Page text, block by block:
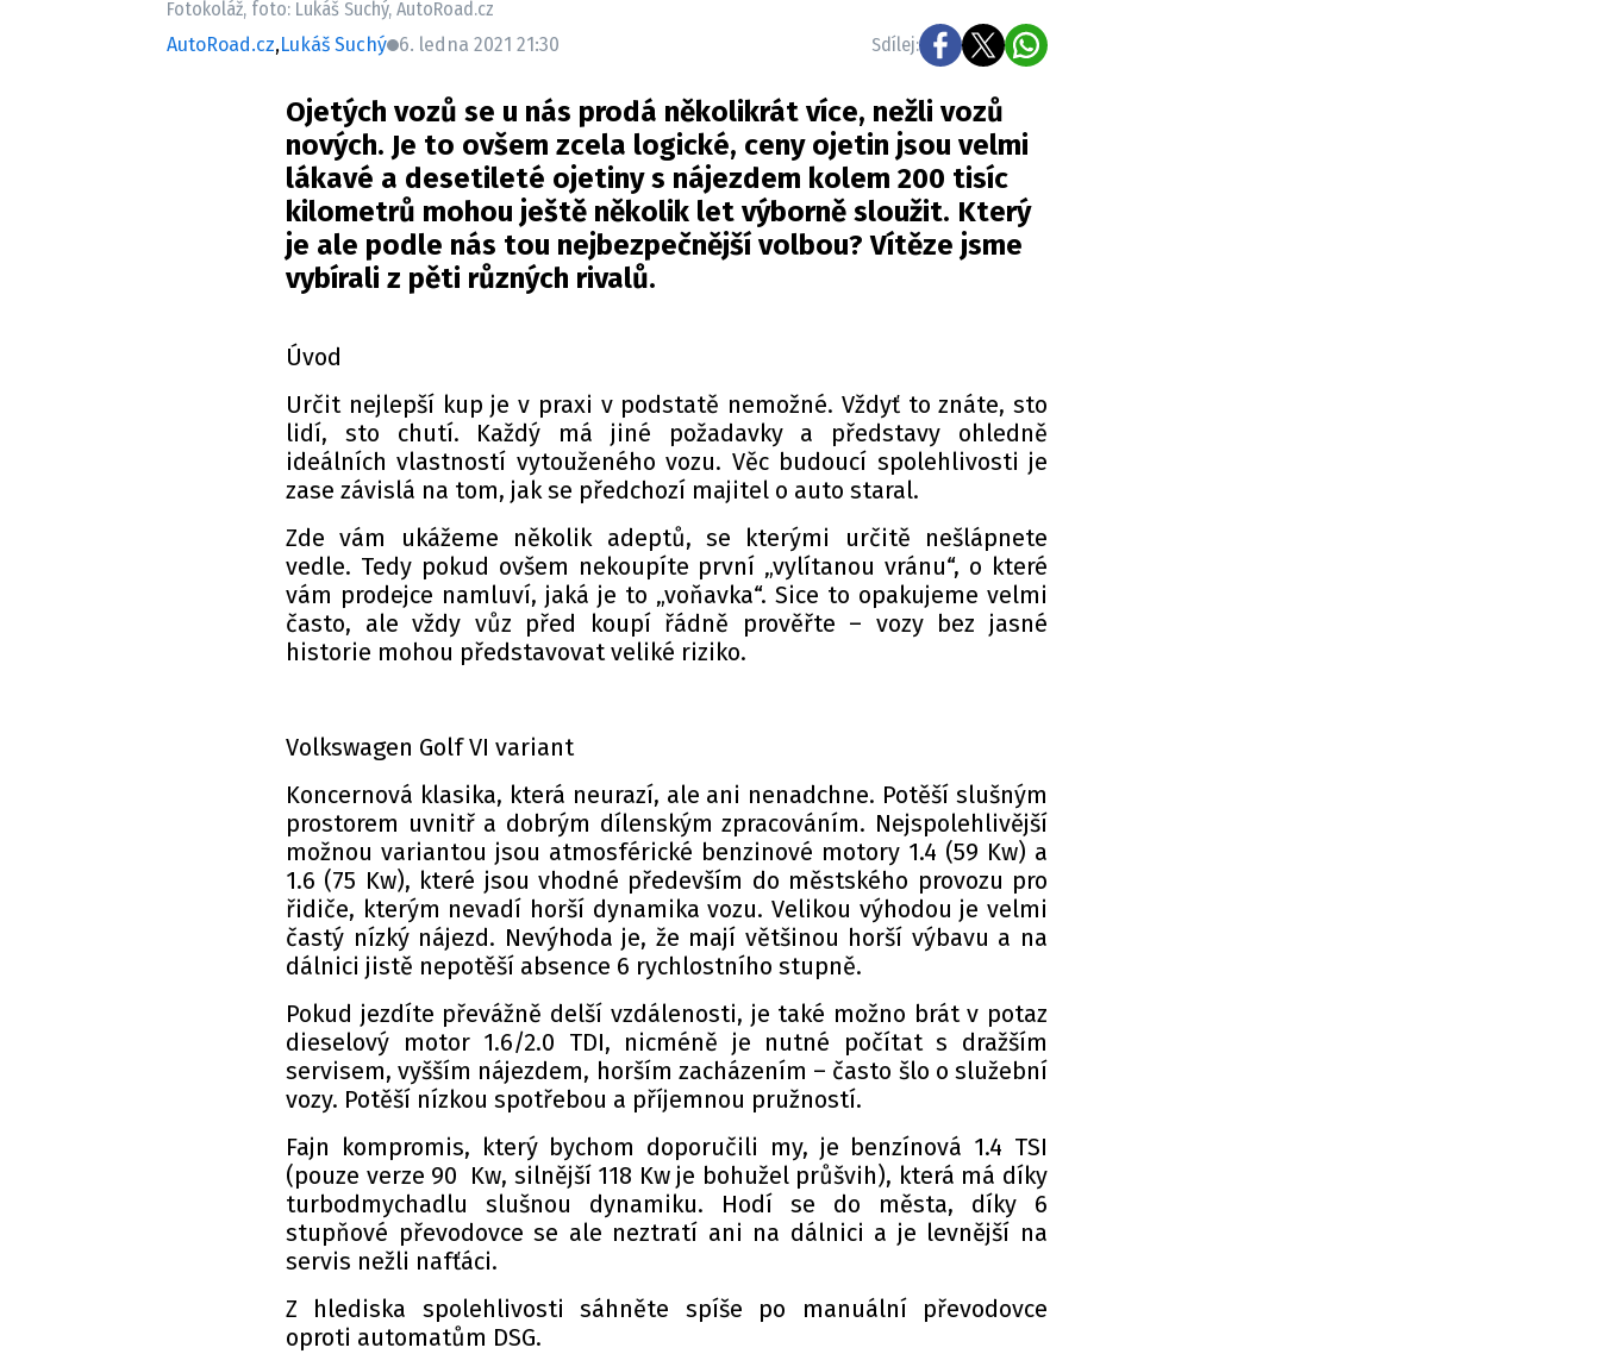
Fotokoláž, foto: Lukáš Suchý, AutoRoad.cz
AutoRoad.cz,Lukáš Suchý 6. ledna 2021 21:30 Sdílej:
Ojetých vozů se u nás prodá několikrát více, nežli vozů
nových. Je to ovšem zcela logické, ceny ojetin jsou velmi
lákavé a desetileté ojetiny s nájezdem kolem 200 tisíc
kilometrů mohou ještě několik let výborně sloužit. Který
je ale podle nás tou nejbezpečnější volbou? Vítěze jsme
vybírali z pěti různých rivalů.
Úvod
Určit nejlepší kup je v praxi v podstatě nemožné. Vždyť to znáte, sto
lidí, sto chutí. Každý má jiné požadavky a představy ohledně
ideálních vlastností vytouženého vozu. Věc budoucí spolehlivosti je
zase závislá na tom, jak se předchozí majitel o auto staral.
Zde vám ukážeme několik adeptů, se kterými určitě nešlápnete
vedle. Tedy pokud ovšem nekoupíte první „vylítanou vránu“, o které
vám prodejce namluví, jaká je to „voňavka“. Sice to opakujeme velmi
často, ale vždy vůz před koupí řádně prověřte – vozy bez jasné
historie mohou představovat veliké riziko.
Volkswagen Golf VI variant
Koncernová klasika, která neurazí, ale ani nenadchne. Potěší slušným
prostorem uvnitř a dobrým dílenským zpracováním. Nejspolehlivější
možnou variantou jsou atmosférické benzinové motory 1.4 (59 Kw) a
1.6 (75 Kw), které jsou vhodné především do městského provozu pro
řidiče, kterým nevadí horší dynamika vozu. Velikou výhodou je velmi
častý nízký nájezd. Nevýhoda je, že mají většinou horší výbavu a na
dálnici jistě nepotěší absence 6 rychlostního stupně.
Pokud jezdíte převážně delší vzdálenosti, je také možno brát v potaz
dieselový motor 1.6/2.0 TDI, nicméně je nutné počítat s dražším
servisem, vyšším nájezdem, horším zacházením – často šlo o služební
vozy. Potěší nízkou spotřebou a příjemnou pružností.
Fajn kompromis, který bychom doporučili my, je benzínová 1.4 TSI
(pouze verze 90 Kw, silnější 118 Kw je bohužel průšvih), která má díky
turbodmychadlu slušnou dynamiku. Hodí se do města, díky 6
stupňové převodovce se ale neztratí ani na dálnici a je levnější na
servis nežli nafťáci.
Z hlediska spolehlivosti sáhněte spíše po manuální převodovce
oproti automatům DSG.